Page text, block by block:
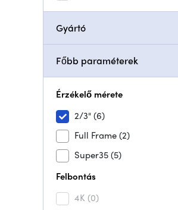
Gyártó
Főbb paraméterek
Érzékelő mérete
2/3"(6)
Full Frame(2)
Super35(5)
Felbontás
4K (0)